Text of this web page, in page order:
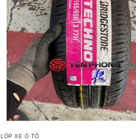
LỐP XE Ô TÔ